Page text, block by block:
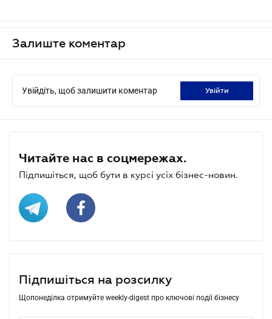
Залиште коментар
Увійдіть, щоб залишити коментар увійти
Читайте нас в соцмережах.
Підпишіться, щоб бути в курсі усіх бізнес-новин.
Підпишіться на розсилку
Щопонеділка отримуйте weekly-digest про ключові події бізнесу